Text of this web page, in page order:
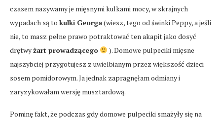
czasem nazywamy je mięsnymi kulkami mocy, w skrajnych
wypadach są to kulki Georga(wiesz, tego od świnki Peppy, a jeśli
nie, to masz pełne prawo potraktować ten akapit jako dosyć
drętwyżart prowadzącego
). Domowe pulpeciki mięsne
najszybciej przygotujesz z uwielbianym przez większość dzieci
sosem pomidorowym. Ja jednak zapragnęłam odmiany i
zaryzykowałam wersję musztardową.
Pominę fakt, że podczas gdy domowe pulpeciki smażyły się na